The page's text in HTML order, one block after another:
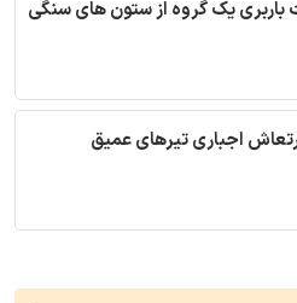
باربری یک گروه از ستون های سنگی
اجباری تیرهای عمیق